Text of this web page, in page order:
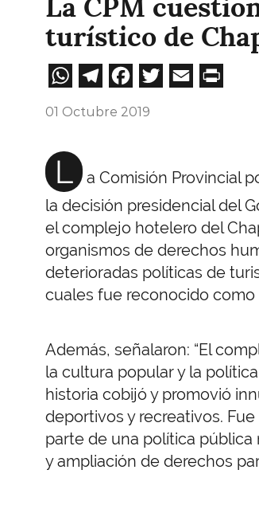
La CPM
turístico de
WhatsApp
Telegram
Facebook
Twitter
Email
01 Octubre 2019
L
a Comisión Provincial
la decisión presidencial del
el complejo hotelero del
organismos de derechos
deterioradas políticas de
cuales fue reconocido como
Además, señalaron: “El
la cultura popular y la
historia cobijó y promovió
deportivos y recreativos.
parte de una política
y ampliación de derechos